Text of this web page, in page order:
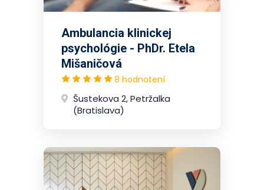
Ambulancia klinickej
psychológie - PhDr. Etela
Mišaničová
8 hodnotení
Šustekova 2, Petržalka
(Bratislava)